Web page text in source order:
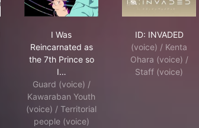
I Was
Reincarnated as
the 7th Prince so
I…
Guard (voice) /
Kawaraban Youth
(voice) / Territorial
people (voice)
ID: INVADED
(voice) / Kenta
Ohara (voice) /
Staff (voice)